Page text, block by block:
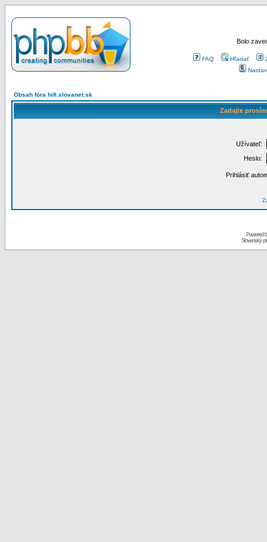
Bolo
FAQ Hľadať
Obsah fóra hifi.slovanet.sk
Zadajte
Užívateľ:
Heslo:
Prihlásiť
Powered
Slovenský